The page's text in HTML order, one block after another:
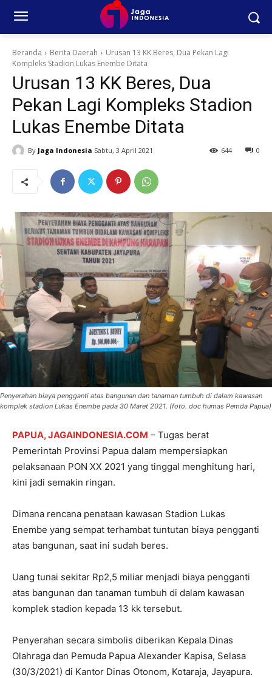
Beranda Berita Daerah
Urusan 13 KK Beres, Dua Pekan Lagi
Kompleks Stadion Lukas Enembe Ditata
Urusan 13 KK Beres, Dua
Pekan Lagi Kompleks Stadion
Lukas Enembe Ditata
By Jaga Indonesia Sabtu, 3 April 2021 0
644
Penyerahan biaya pengganti atas bangunan dan tanaman tumbuh di dalam kawasan
komplek stadion Lukas Enembe pada 30 Maret 2021. (foto. doc humas Pemda Papua)
PAPUA, JAGAINDONESIA.COM – Tugas berat
Pemerintah Provinsi Papua dalam mempersiapkan
pelaksanaan PON XX 2021 yang tinggal menghitung hari,
kini jadi semakin ringan.
Dimana rencana penataan kawasan Stadion Lukas
Enembe yang sempat terhambat tuntutan biaya pengganti
atas bangunan, saat ini sudah beres.
Uang tunai sekitar Rp2,5 miliar menjadi biaya pengganti
atas bangunan dan tanaman tumbuh di dalam kawasan
komplek stadion kepada 13 kk tersebut.
Penyerahan secara simbolis diberikan Kepala Dinas
Olahraga dan Pemuda Papua Alexander Kapisa, Selasa
(30/3/2021) di Kantor Dinas Otonom, Kotaraja, Jayapura.